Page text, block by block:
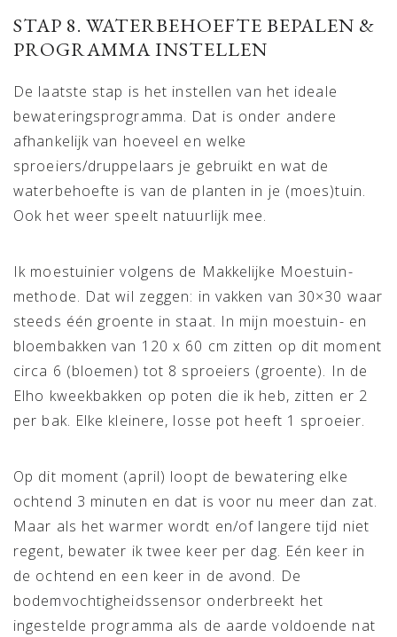
STAP 8. WATERBEHOEFTE BEPALEN &
PROGRAMMA INSTELLEN
De laatste stap is het instellen van het ideale
bewateringsprogramma. Dat is onder andere
afhankelijk van hoeveel en welke
sproeiers/druppelaars je gebruikt en wat de
waterbehoefte is van de planten in je (moes)tuin.
Ook het weer speelt natuurlijk mee.
Ik moestuinier volgens de Makkelijke Moestuin-
methode. Dat wil zeggen: in vakken van 30×30 waar
steeds één groente in staat. In mijn moestuin- en
bloembakken van 120 x 60 cm zitten op dit moment
circa 6 (bloemen) tot 8 sproeiers (groente). In de
Elho kweekbakken op poten die ik heb, zitten er 2
per bak. Elke kleinere, losse pot heeft 1 sproeier.
Op dit moment (april) loopt de bewatering elke
ochtend 3 minuten en dat is voor nu meer dan zat.
Maar als het warmer wordt en/of langere tijd niet
regent, bewater ik twee keer per dag. Eén keer in
de ochtend en een keer in de avond. De
bodemvochtigheidssensor onderbreekt het
ingestelde programma als de aarde voldoende nat